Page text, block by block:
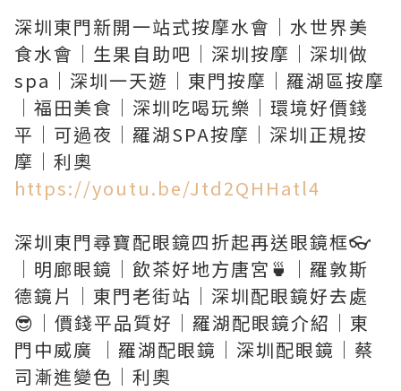
深圳東門新開一站式按摩水會｜水世界美
食水會｜生果自助吧｜深圳按摩｜深圳做
spa｜深圳一天遊｜東門按摩｜羅湖區按摩
｜福田美食｜深圳吃喝玩樂｜環境好價錢
平｜可過夜｜羅湖SPA按摩｜深圳正規按
https://youtu.be/Jtd2QHHatl4
深圳東門尋寶配眼鏡四折起再送眼鏡框👓
｜明廊眼鏡｜飲茶好地方唐宮🍵｜羅敦斯
德鏡片｜東門老街站｜深圳配眼鏡好去處
😎｜價錢平品質好｜羅湖配眼鏡介紹｜東
門中威廣 ｜羅湖配眼鏡｜深圳配眼鏡｜蔡